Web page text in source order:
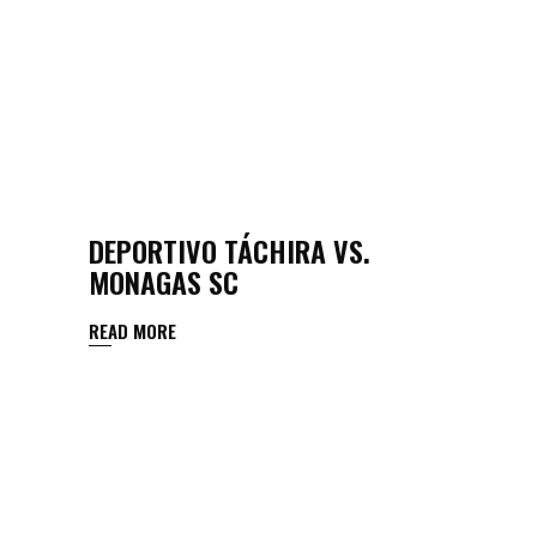
DEPORTIVO TÁCHIRA VS.
MONAGAS SC
READ MORE